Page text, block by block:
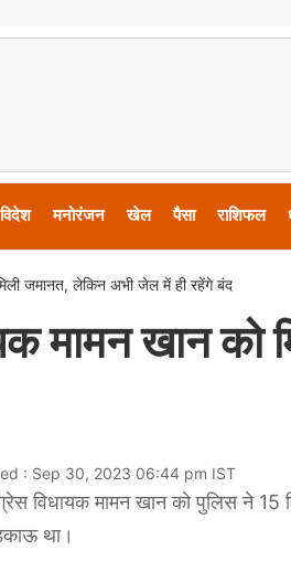
विदेश मनोरंजन खेल पैसा राशिफल
जमानत, लेकिन अभी जेल में ही रहेंगे बंद
मामन खान
: Sep 30, 2023 06:44 pm IST
विधायक मामन खान को पुलिस ने 15
था।